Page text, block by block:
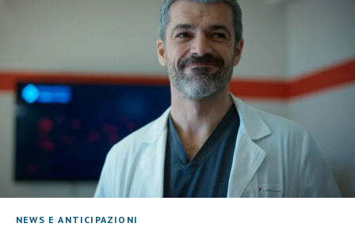
NEWS E ANTICIPAZIONI